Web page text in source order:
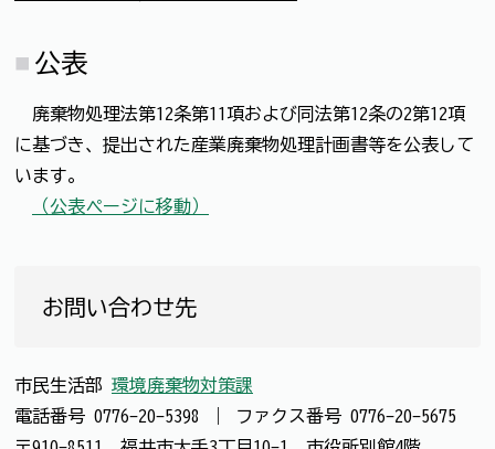
公表
廃棄物処理法第12条第11項および同法第12条の2第12項
に基づき、提出された産業廃棄物処理計画書等を公表して
います。
（公表ページに移動）
お問い合わせ先
市民生活部 環境廃棄物対策課
電話番号 0776-20-5398 ファクス番号 0776-20-5675